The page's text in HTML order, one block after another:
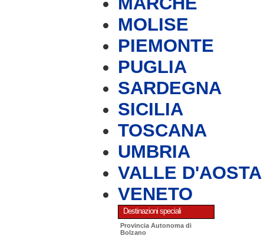
MOLISE
PIEMONTE
PUGLIA
SARDEGNA
SICILIA
TOSCANA
UMBRIA
VALLE D'AOSTA
VENETO
Destinazioni speciali
Provincia Autonoma di
Bolzano